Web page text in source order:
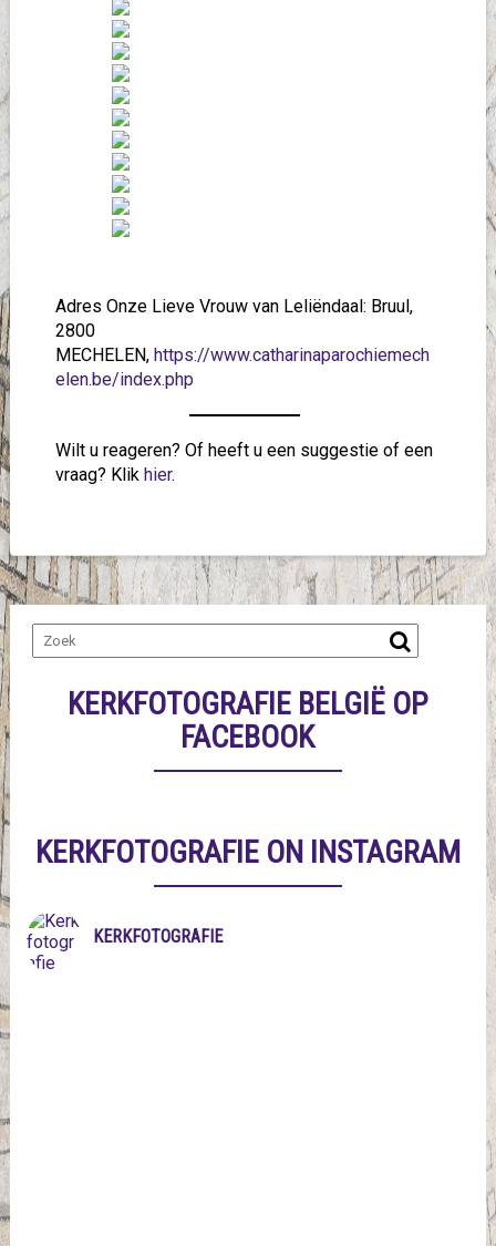
Adres Onze Lieve Vrouw van Leliëndaal: Bruul,
2800
MECHELEN, https://www.catharinaparochiemech
elen.be/index.php
Wilt u reageren? Of heeft u een suggestie of een
vraag? Klik hier.
KERKFOTOGRAFIE BELGIË OP
FACEBOOK
KERKFOTOGRAFIE ON INSTAGRAM
KERKFOTOGRAFIE